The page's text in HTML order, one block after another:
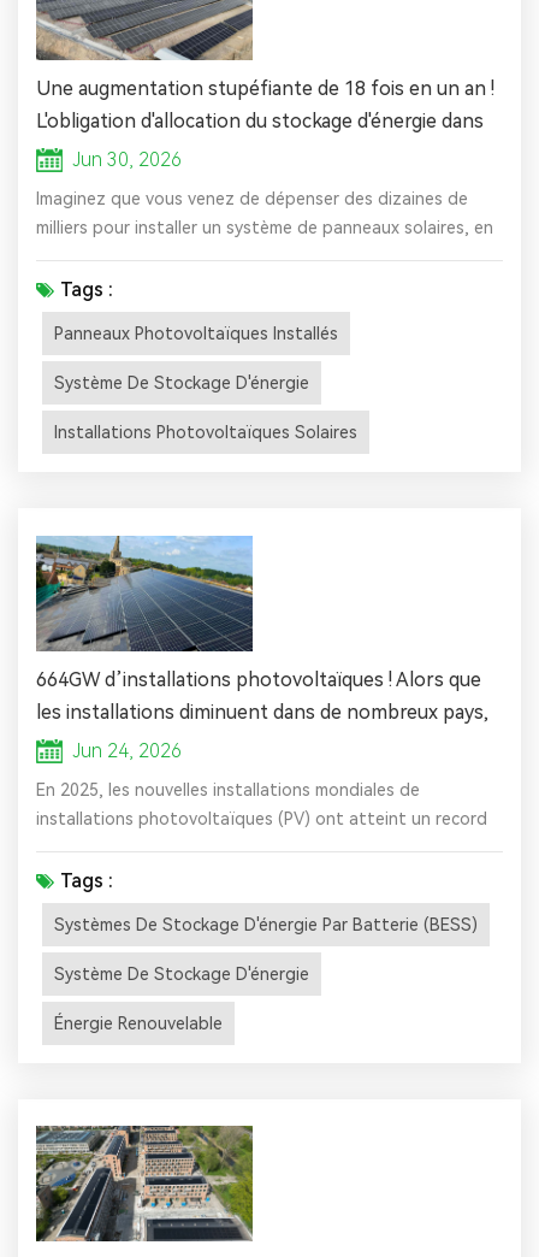
Une augmentation stupéfiante de 18 fois en un an !
L'obligation d'allocation du stockage d'énergie dans
cette région a fait bondir la pénétration du stockage
d'énergie de 1,2 % à 22 % !
Jun 30, 2026
Imaginez que vous venez de dépenser des dizaines de
milliers pour installer un système de panneaux solaires, en
vendant avec satisfaction l’électricité excédentaire au
réseau, en calculant combien d’années il vous faudra pour
rentabiliser votre investissement. Soudain, un jour, le
gouvernement vous dit : vous devez installer un système
de stockage d’énergie d’ici la fin de 2027, sinon vous
pouvez ...
Tags :
Panneaux Photovoltaïques Installés
Système De Stockage D'énergie
Installations Photovoltaïques Solaires
664GW d’installations photovoltaïques ! Alors que
les installations diminuent dans de nombreux pays,
l’industrie photovoltaïque chinoise domine à
Jun 24, 2026
En 2025, les nouvelles installations mondiales de
installations photovoltaïques (PV) ont atteint un record
de 664 GW, portant la capacité photovoltaïque (PV)
opérationnelle cumulée mondiale au-delà de 3 TW. Ces
chiffres proviennent du récent rapport de SolarPower
Europe intitulé "Global Solar Market Outlook 2026-2030".
Ce jalon intervient moins de deux ans après le
franchissement du seuil mondia...
Tags :
Systèmes De Stockage D'énergie Par Batterie (BESS)
Système De Stockage D'énergie
Énergie Renouvelable